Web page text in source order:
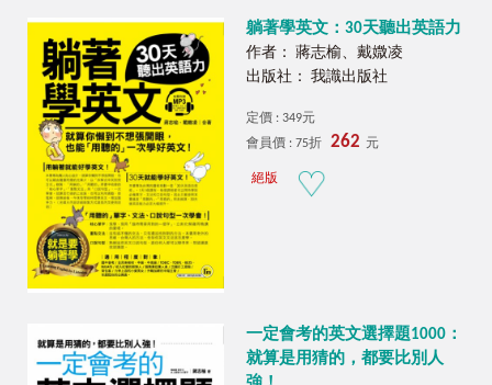
躺著學英文：30天聽出英語力
作者： 蔣志榆、戴媺凌
出版社： 我識出版社
定價 : 349元
會員價 : 75折
262 元
絕版
一定會考的英文選擇題1000：
就算是用猜的，都要比別人